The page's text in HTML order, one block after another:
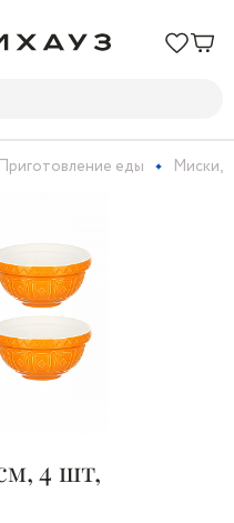
Приготовление еды Миски,
4 шт,